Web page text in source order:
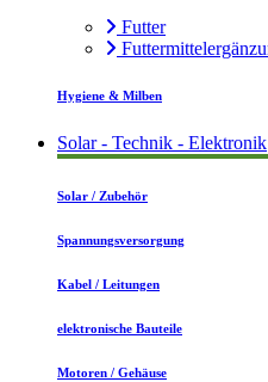
Futter
Hygiene & Milben
Solar - Technik - Elektronik
Solar / Zubehör
Spannungsversorgung
Kabel / Leitungen
elektronische Bauteile
Motoren / Gehäuse